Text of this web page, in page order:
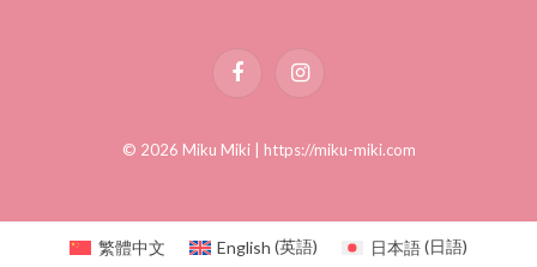
FacebookInstagram
© 2026 Miku Miki | https://miku-miki.com
繁體中文 English (英語) 日本語(日語)